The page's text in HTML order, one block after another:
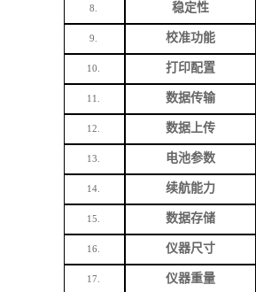
8. 稳定性
9. 校准功能
10. 打印配置
11. 数据传输
12. 数据上传
13. 电池参数
14. 续航能力
15. 数据存储
16. 仪器尺寸
17. 仪器重量